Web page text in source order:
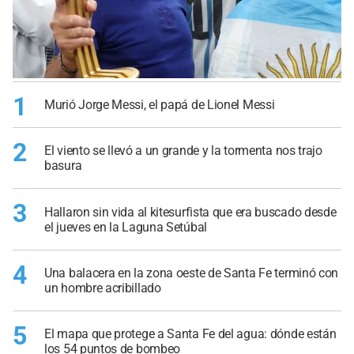
1 Murió Jorge Messi, el papá de Lionel Messi
2
El viento se llevó a un grande y la tormenta nos trajo
basura
3
Hallaron sin vida al kitesurfista que era buscado desde
el jueves en la Laguna Setúbal
4
Una balacera en la zona oeste de Santa Fe terminó con
un hombre acribillado
5
El mapa que protege a Santa Fe del agua: dónde están
los 54 puntos de bombeo